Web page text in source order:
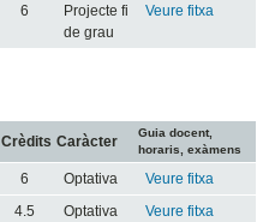
6
Projecte fi
de grau
Veure fitxa
Crèdits Caràcter
Guia docent,
horaris, exàmens
6 Optativa
Veure fitxa
4.5 Optativa Veure fitxa